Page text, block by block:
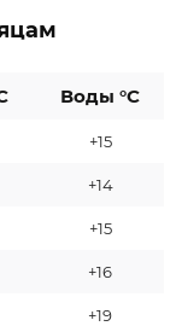
Воды °C
+15
+14
+15
+16
+19